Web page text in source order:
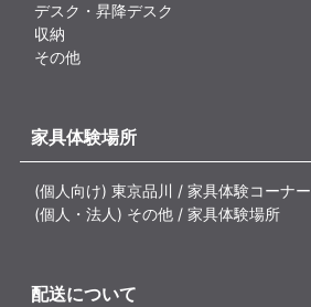
デスク・昇降デスク
収納
その他
家具体験場所
(個人向け) 東京品川 / 家具体験コーナー
(個人・法人) その他 / 家具体験場所
配送について